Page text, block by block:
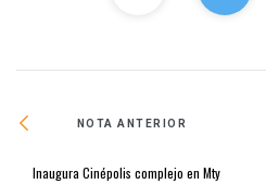
NOTA ANTERIOR
Inaugura Cinépolis complejo en Mty